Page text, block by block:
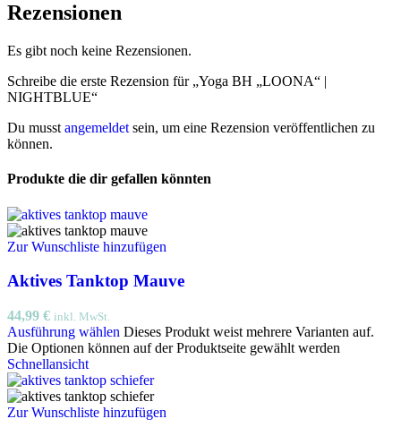
Rezensionen
Es gibt noch keine Rezensionen.
Schreibe die erste Rezension für „Yoga BH „LOONA“ |
NIGHTBLUE“
Du musst angemeldet sein, um eine Rezension veröffentlichen zu
können.
Produkte die dir gefallen könnten
Zur Wunschliste hinzufügen
Aktives Tanktop Mauve
44,99 € inkl. MwSt.
Ausführung wählen Dieses Produkt weist mehrere Varianten auf.
Die Optionen können auf der Produktseite gewählt werden
Schnellansicht
Zur Wunschliste hinzufügen